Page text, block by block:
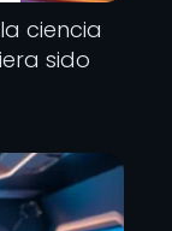
ciencia
sido